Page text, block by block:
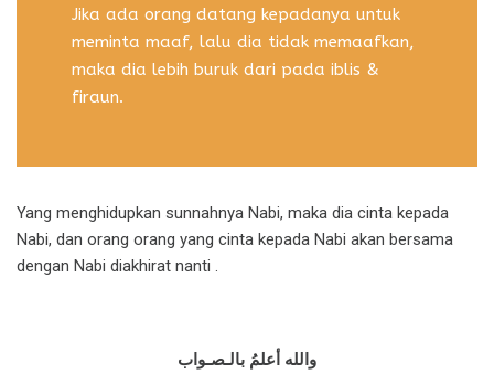
Jika ada orang datang kepadanya untuk
meminta maaf, lalu dia tidak memaafkan,
maka dia lebih buruk dari pada iblis &
firaun.
Yang menghidupkan sunnahnya Nabi, maka dia cinta kepada
Nabi, dan orang orang yang cinta kepada Nabi akan bersama
dengan Nabi diakhirat nanti .
والله أعلمُ بالـصـواب